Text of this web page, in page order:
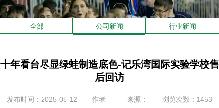
全部 公司新闻 行业新闻
十年看台尽显绿蛙制造底色-记乐湾国际实验学校售
后回访
发布时间：2025-05-12 作者： 来源： 浏览次数：1453